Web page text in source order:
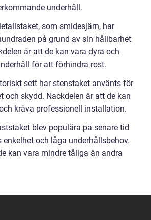
underhåll.
som smidesjärn, har
på grund av sin hållbarhet
är att de kan vara dyra och
för att förhindra rost.
sett har stenstaket använts för
och skydd. Nackdelen är att de kan
kräva professionell installation.
blev populära på senare tid
enkelhet och låga underhållsbehov.
kan vara mindre tåliga än andra